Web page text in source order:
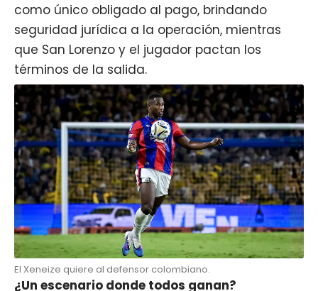
como único obligado al pago, brindando
seguridad jurídica a la operación, mientras
que San Lorenzo y el jugador pactan los
términos de la salida.
El Xeneize quiere al defensor colombiano.
¿Un escenario donde todos ganan?